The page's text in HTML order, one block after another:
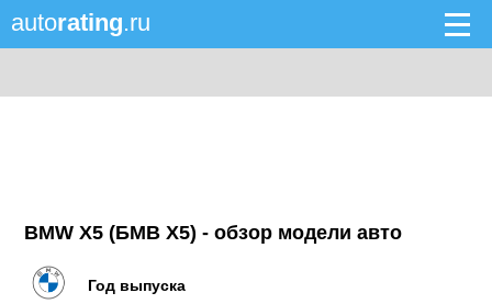
autorating.ru
BMW X5 (БМВ X5) - обзор модели авто
Год выпуска